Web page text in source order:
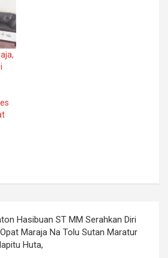
Hasibuan ST MM Serahkan Diri
Maraja Na Tolu Sutan Maratur
Huta,